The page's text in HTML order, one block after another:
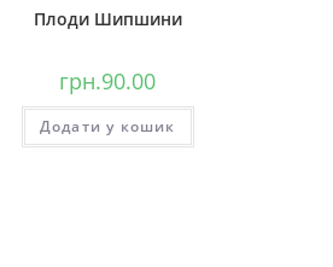
Плоди Шипшини
грн.90.00
Додати у кошик